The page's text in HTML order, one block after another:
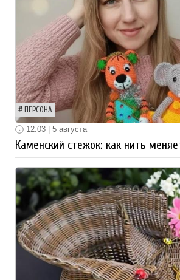
ПЕРСОНА
12:03 | 5 августа
Каменский стежок: как нить